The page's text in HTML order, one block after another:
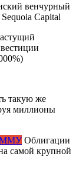
венчурный
Capital
такую же
миллионы
Облигации
самой крупной